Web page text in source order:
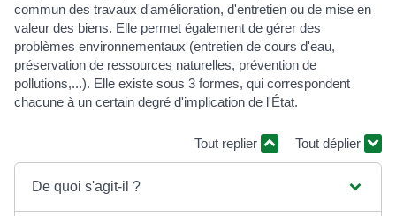
commun des travaux d'amélioration, d'entretien ou de mise en
valeur des biens. Elle permet également de gérer des
problèmes environnementaux (entretien de cours d'eau,
préservation de ressources naturelles, prévention de
pollutions,...). Elle existe sous 3 formes, qui correspondent
chacune à un certain degré d'implication de l'État.
Tout replier Tout déplier
De quoi s'agit-il ?